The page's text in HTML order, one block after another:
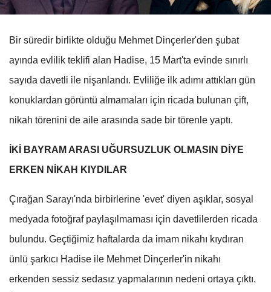
Bir süredir birlikte olduğu Mehmet Dinçerler'den şubat
ayında evlilik teklifi alan Hadise, 15 Mart'ta evinde sınırlı
sayıda davetli ile nişanlandı. Evliliğe ilk adımı attıkları gün
konuklardan görüntü almamaları için ricada bulunan çift,
nikah törenini de aile arasında sade bir törenle yaptı.
İKİ BAYRAM ARASI UĞURSUZLUK OLMASIN DİYE
ERKEN NİKAH KIYDILAR
Çırağan Sarayı'nda birbirlerine 'evet' diyen aşıklar, sosyal
medyada fotoğraf paylaşılmaması için davetlilerden ricada
bulundu. Geçtiğimiz haftalarda da imam nikahı kıydıran
ünlü şarkıcı Hadise ile Mehmet Dinçerler'in nikahı
erkenden sessiz sedasız yapmalarının nedeni ortaya çıktı.